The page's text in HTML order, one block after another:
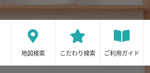
地図検索 こだわり検索 ご利用ガイド